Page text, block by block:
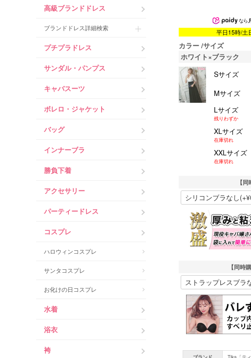
高級ブランドドレス
ブランドドレス詳細検索
プチプラドレス
サンダル・パンプス
キャバスーツ
ボレロ・ジャケット
バッグ
インナーブラ
勝負下着
アクセサリー
パーティードレス
コスプレ
ハロウィンコスプレ
サンタコスプレ
お化けの日コスプレ
水着
浴衣
袴
なら
平日15時/土
カラー サイズ
ホワイト×ブラック
Sサイズ
Mサイズ
Lサイズ
残りわずか
XLサイズ
在庫切れ
XXLサイズ
在庫切れ
【
【同時